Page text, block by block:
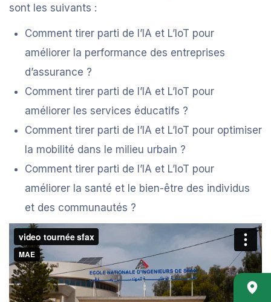
sont les suivants :
Comment tirer parti de l’IA et L’IoT pour
améliorer la performance des entreprises
d’assurance ?
Comment tirer parti de l’IA et L’IoT pour
améliorer les services éducatifs ?
Comment tirer parti de l’IA et L’IoT pour optimiser
la mobilité dans le milieu urbain ?
Comment tirer parti de l’IA et L’IoT pour
améliorer la santé et le bien-être des individus
et des communautés ?